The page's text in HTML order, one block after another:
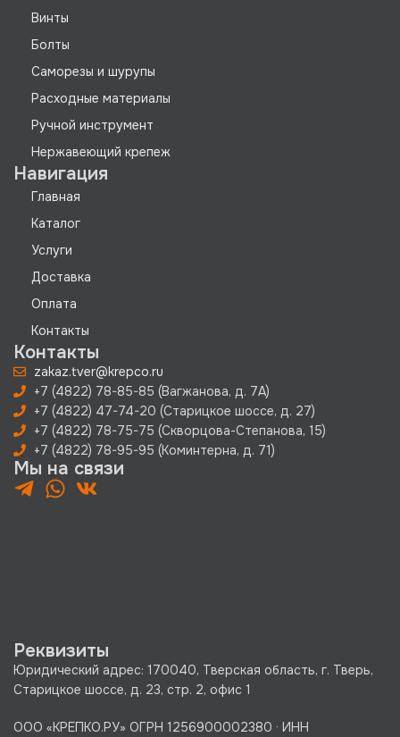
Винты
Болты
Саморезы и шурупы
Расходные материалы
Ручной инструмент
Нержавеющий крепеж
Навигация
Главная
Каталог
Услуги
Доставка
Оплата
Контакты
Контакты
zakaz.tver@krepco.ru
+7 (4822) 78-85-85 (Вагжанова, д. 7А)
+7 (4822) 47-74-20 (Старицкое шоссе, д. 27)
+7 (4822) 78-75-75 (Скворцова-Степанова, 15)
+7 (4822) 78-95-95 (Коминтерна, д. 71)
Мы на связи
Реквизиты
Юридический адрес: 170040, Тверская область, г. Тверь,
Старицкое шоссе, д. 23, стр. 2, офис 1
ООО «КРЕПКО.РУ» ОГРН 1256900002380 · ИНН